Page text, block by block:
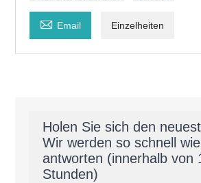
 Email Einzelheiten
Holen Sie sich den
Wir werden so schnell
antworten (innerhalb von
Stunden)